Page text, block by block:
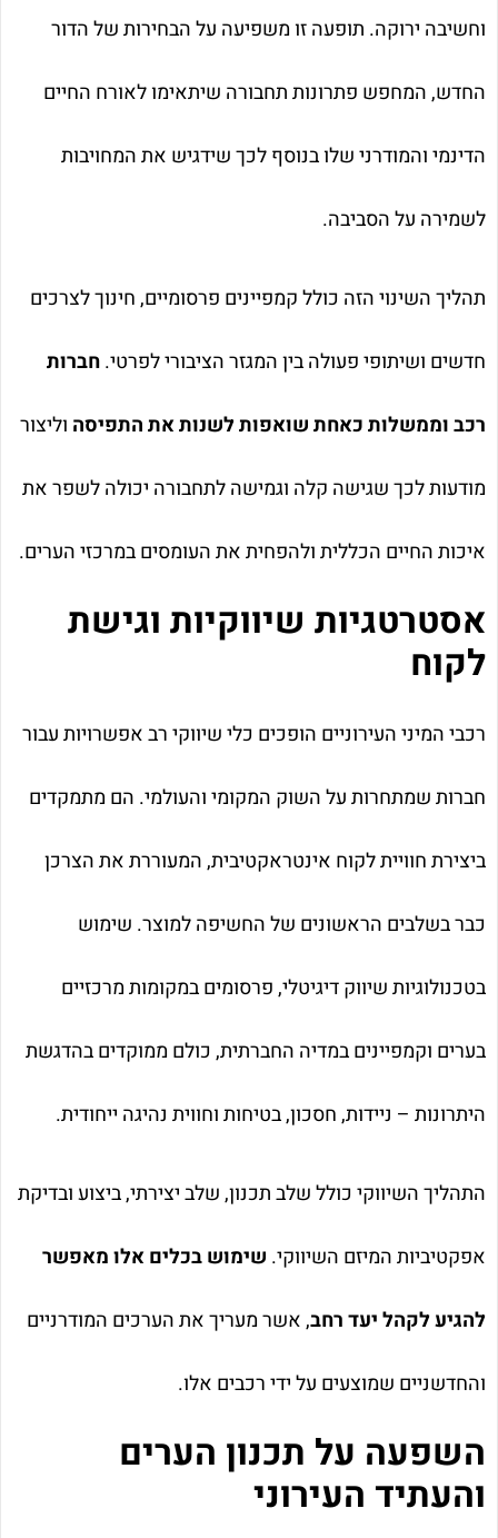
וחשיבה ירוקה. תופעה זו משפיעה על הבחירות של הדור
החדש, המחפש פתרונות תחבורה שיתאימו לאורח החיים
הדינמי והמודרני שלו בנוסף לכך שידגיש את המחויבות
לשמירה על הסביבה.
תהליך השינוי הזה כולל קמפיינים פרסומיים, חינוך לצרכים
חדשים ושיתופי פעולה בין המגזר הציבורי לפרטי.חברות
רכב וממשלות כאחת שואפות לשנות את התפיסה וליצור
מודעות לכך שגישה קלה וגמישה לתחבורה יכולה לשפר את
איכות החיים הכללית ולהפחית את העומסים במרכזי הערים.
אסטרטגיות שיווקיות וגישת
לקוח
רכבי המיני העירוניים הופכים כלי שיווקי רב אפשרויות עבור
חברות שמתחרות על השוק המקומי והעולמי. הם מתמקדים
ביצירת חוויית לקוח אינטראקטיבית, המעוררת את הצרכן
כבר בשלבים הראשונים של החשיפה למוצר. שימוש
בטכנולוגיות שיווק דיגיטלי, פרסומים במקומות מרכזיים
בערים וקמפיינים במדיה החברתית, כולם ממוקדים בהדגשת
היתרונות – ניידות, חסכון, בטיחות וחווית נהיגה ייחודית.
התהליך השיווקי כולל שלב תכנון, שלב יצירתי, ביצוע ובדיקת
אפקטיביות המיזם השיווקי. שימוש בכלים אלו מאפשר
להגיע לקהל יעד רחב, אשר מעריך את הערכים המודרניים
והחדשניים שמוצעים על ידי רכבים אלו.
השפעה על תכנון הערים
והעתיד העירוני